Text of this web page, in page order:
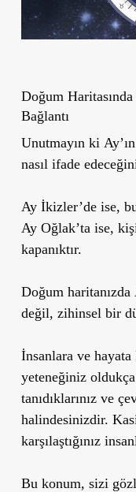
Doğum
Bağlantı
Unutmayın ki
nasıl ifade
Ay İkizler’deise,
Ay Oğlak’ta ise,
kapanıktır.
Doğum haritanızda
değil, zihinsel bir
İnsanlara ve hayata
yeteneğiniz
tanıdıklarınız ve
halindesinizdir.
karşılaştığınız
Bu konum, sizi